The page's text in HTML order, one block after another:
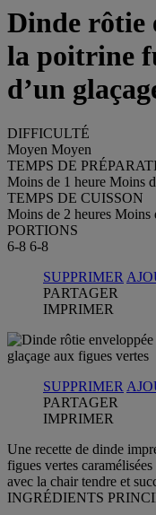
Dinde rôtie
la poitrine
d’un
DIFFICULTÉ
Moyen Moyen
TEMPS DE
Moins de 1 heure Moins
TEMPS DE CUISSON
Moins de 2 heures Moins
PORTIONS
6-8 6-8
SUPPRIMER
PARTAGER
IMPRIMER
SUPPRIMER
PARTAGER
IMPRIMER
Une recette de dinde
figues vertes
avec la chair tendre et
INGRÉDIENTS